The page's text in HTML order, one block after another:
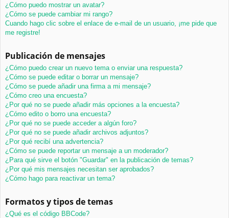
¿Cómo puedo mostrar un avatar?
¿Cómo se puede cambiar mi rango?
Cuando hago clic sobre el enlace de e-mail de un usuario, ¡me pide que
me registre!
Publicación de mensajes
¿Cómo puedo crear un nuevo tema o enviar una respuesta?
¿Cómo se puede editar o borrar un mensaje?
¿Cómo se puede añadir una firma a mi mensaje?
¿Cómo creo una encuesta?
¿Por qué no se puede añadir más opciones a la encuesta?
¿Cómo edito o borro una encuesta?
¿Por qué no se puede acceder a algún foro?
¿Por qué no se puede añadir archivos adjuntos?
¿Por qué recibí una advertencia?
¿Cómo se puede reportar un mensaje a un moderador?
¿Para qué sirve el botón "Guardar" en la publicación de temas?
¿Por qué mis mensajes necesitan ser aprobados?
¿Cómo hago para reactivar un tema?
Formatos y tipos de temas
¿Qué es el código BBCode?